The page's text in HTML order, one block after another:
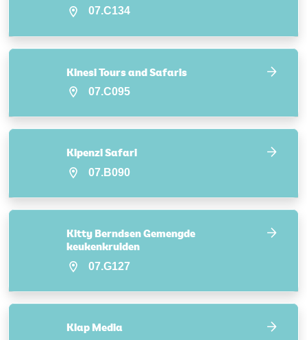
07.C134
Kinesi Tours and Safaris
07.C095
Kipenzi Safari
07.B090
Kitty Berndsen Gemengde
keukenkruiden
07.G127
Klap Media